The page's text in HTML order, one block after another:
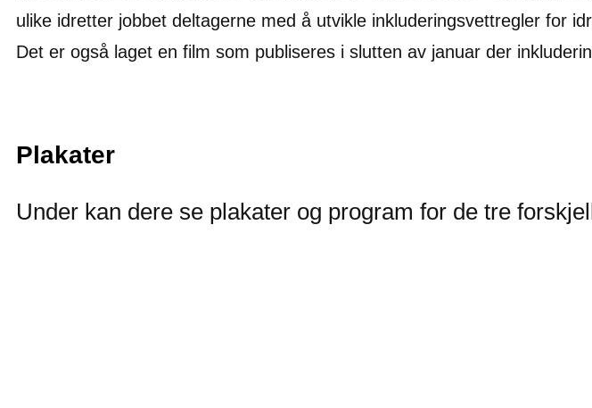
ulike idretter jobbet deltagerne med å utvikle inkluderingsvettregler for
Det er også laget en film som publiseres i slutten av januar der
Plakater
Under kan dere se plakater og program for de tre